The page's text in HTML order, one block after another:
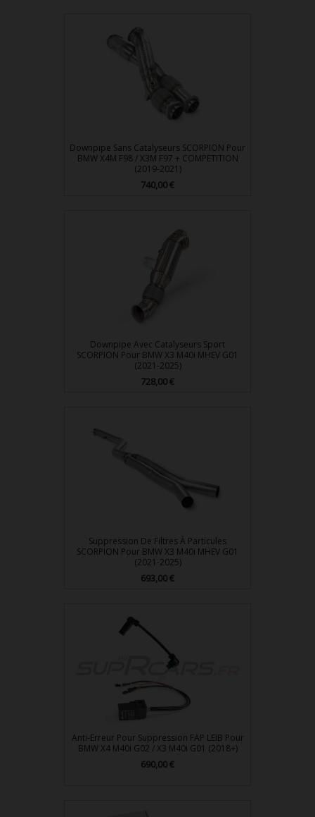
Downpipe Sans Catalyseurs SCORPION Pour
BMW X4M F98 / X3M F97 + COMPETITION
(2019-2021)
Prix
740,00 €
Downpipe Avec Catalyseurs Sport
SCORPION Pour BMW X3 M40i MHEV G01
(2021-2025)
Prix
728,00 €
Suppression De Filtres À Particules
SCORPION Pour BMW X3 M40i MHEV G01
(2021-2025)
Prix
693,00 €
Anti-Erreur Pour Suppression FAP LEIB Pour
BMW X4 M40i G02 / X3 M40i G01 (2018+)
Prix
690,00 €